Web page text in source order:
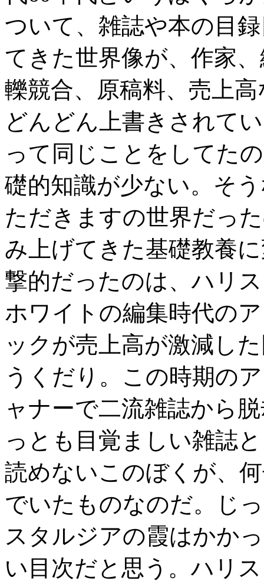
ついて、雑誌や本の目
てきた世界像が、作家
轢競合、原稿料、売上
どんどん上書きされて
って同じことをしてた
礎的知識が少ない。そ
ただきますの世界だっ
み上げてきた基礎教養
撃的だったのは、ハリ
ホワイトの編集時代の
ックが売上高が激減し
うくだり。この時期の
ャナーで二流雑誌から
っとも目覚ましい雑誌
読めないこのぼくが、
でいたものなのだ。じ
スタルジアの霞はかか
い目次だと思う。ハリ